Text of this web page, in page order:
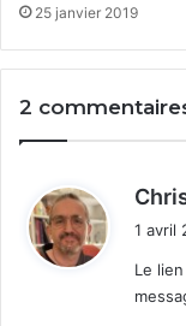
25 janvier 2019
2
1 avril
Le